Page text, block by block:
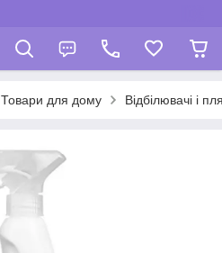
Товари для дому Відбілювачі і